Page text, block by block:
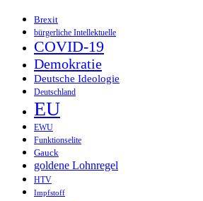
Brexit
bürgerliche Intellektuelle
COVID-19
Demokratie
Deutsche Ideologie
Deutschland
EU
EWU
Funktionselite
Gauck
goldene Lohnregel
HTV
Impfstoff